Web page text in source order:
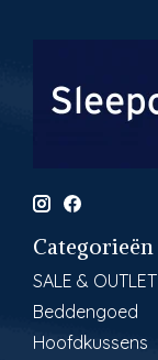
Categorieën
SALE & OUTLET
Beddengoed
Hoofdkussens